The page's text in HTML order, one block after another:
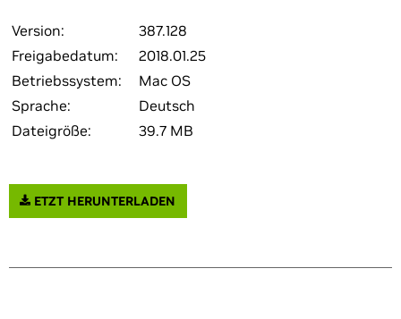
Version:
387.128
Freigabedatum:
2018.01.25
Betriebssystem:
Mac OS
Sprache:
Deutsch
Dateigröße:
39.7 MB
ETZT HERUNTERLADEN